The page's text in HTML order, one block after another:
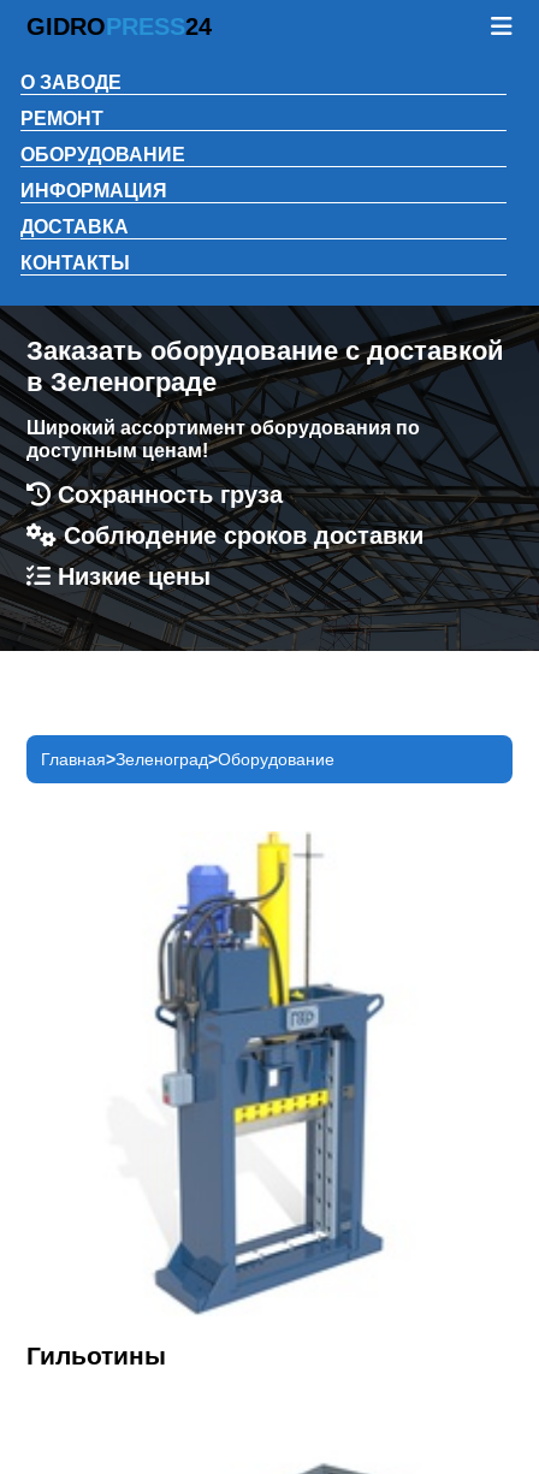
GIDROPRESS24
О ЗАВОДЕ
РЕМОНТ
ОБОРУДОВАНИЕ
ИНФОРМАЦИЯ
ДОСТАВКА
КОНТАКТЫ
Заказать оборудование с доставкой
в Зеленограде
Широкий ассортимент оборудования по
доступным ценам!
Сохранность груза
Соблюдение сроков доставки
Низкие цены
Главная Зеленоград Оборудование
Гильотины